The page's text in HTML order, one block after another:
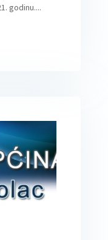
godinu....